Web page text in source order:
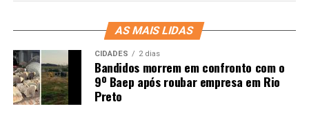
AS MAIS LIDAS
CIDADES 2 dias
Bandidos morrem em confronto com o
9º Baep após roubar empresa em Rio
Preto